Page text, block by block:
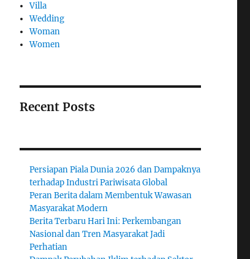
Villa
Wedding
Woman
Women
Recent Posts
Persiapan Piala Dunia 2026 dan Dampaknya
terhadap Industri Pariwisata Global
Peran Berita dalam Membentuk Wawasan
Masyarakat Modern
Berita Terbaru Hari Ini: Perkembangan
Nasional dan Tren Masyarakat Jadi
Perhatian